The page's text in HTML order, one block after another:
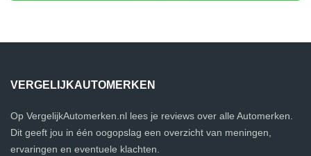
VERGELIJKAUTOMERKEN
Op VergelijkAutomerken.nl lees je reviews over alle Automerken.
Dit geeft jou in één oogopslag een overzicht van meningen,
ervaringen en eventuele klachten.